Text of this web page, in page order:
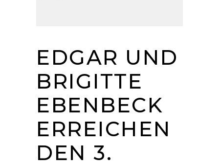
EDGAR UND
BRIGITTE
EBENBECK
ERREICHEN
DEN 3.